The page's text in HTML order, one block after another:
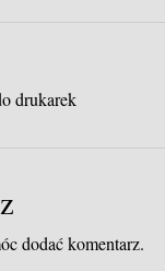
drukarek
dodać komentarz.